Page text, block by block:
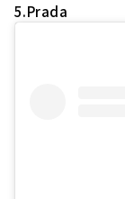
5.Prada